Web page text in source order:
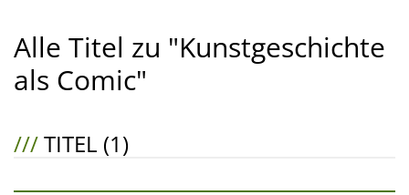
Alle Titel zu "Kunstgeschichte
als Comic"
///TITEL (1)